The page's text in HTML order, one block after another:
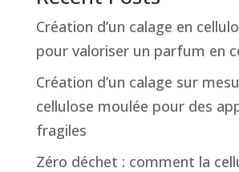
Création d’un calage en
pour valoriser un parfum en
Création d’un calage sur
cellulose moulée pour des
fragiles
Zéro déchet : comment la